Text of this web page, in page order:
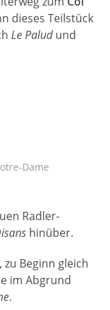
dieses Teilstück
Le Paludund
Dame
Radler-
hinüber.
Beginn gleich
im Abgrund
.